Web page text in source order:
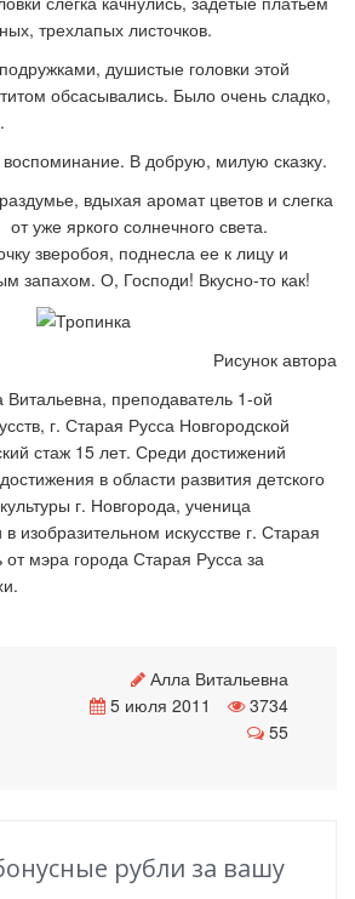
трехлапых листочков.
душистые головки этой
обсасывались. Было очень сладко,
В добрую, милую сказку.
вдыхая аромат цветов и слегка
уже яркого солнечного света.
зверобоя, поднесла ее к лицу и
запахом. О, Господи! Вкусно-то как!
Рисунок автора
Витальевна, преподаватель 1-ой
г. Старая Русса Новгородской
стаж 15 лет. Среди достижений
в области развития детского
г. Новгорода, ученица
изобразительном искусстве г. Старая
от мэра города Старая Русса за
Алла Витальевна
5 июля 2011
3734
55
рубли за вашу